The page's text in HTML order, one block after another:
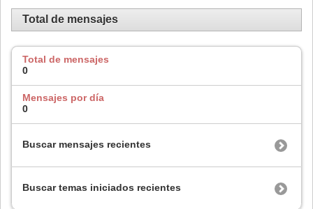
Total de mensajes
Total de mensajes
0
Mensajes por día
0
Buscar mensajes recientes
Buscar temas iniciados recientes